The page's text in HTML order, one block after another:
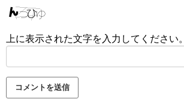
上に表示された文字を入力してください。